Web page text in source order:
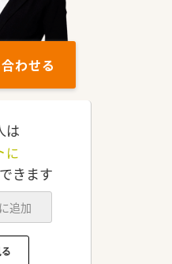
わせる
は
に
きます
追加